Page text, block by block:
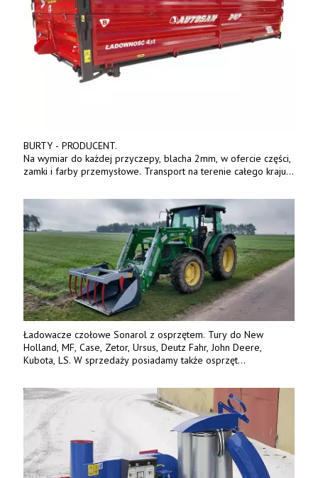
BURTY - PRODUCENT.
Na wymiar do każdej przyczepy, blacha 2mm, w ofercie części,
zamki i farby przemysłowe. Transport na terenie całego kraju.
Ładowacze czołowe Sonarol z osprzętem. Tury do New
Holland, MF, Case, Zetor, Ursus, Deutz Fahr, John Deere,
Kubota, LS. W sprzedaży posiadamy także osprzęt